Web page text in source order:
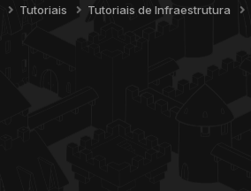
Tutoriais Tutoriais de Infraestrutura